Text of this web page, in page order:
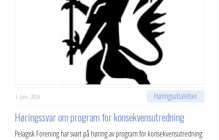
1. jun. 2026 Høringsuttalelser
Høringssvar om program for konsekvensutredning
Pelagisk Forening har svart på høring av program for konsekvensutredning